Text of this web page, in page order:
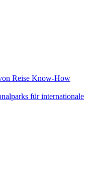
Reise Know-How
für internationale